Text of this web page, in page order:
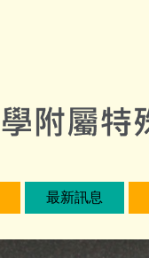
最新訊息